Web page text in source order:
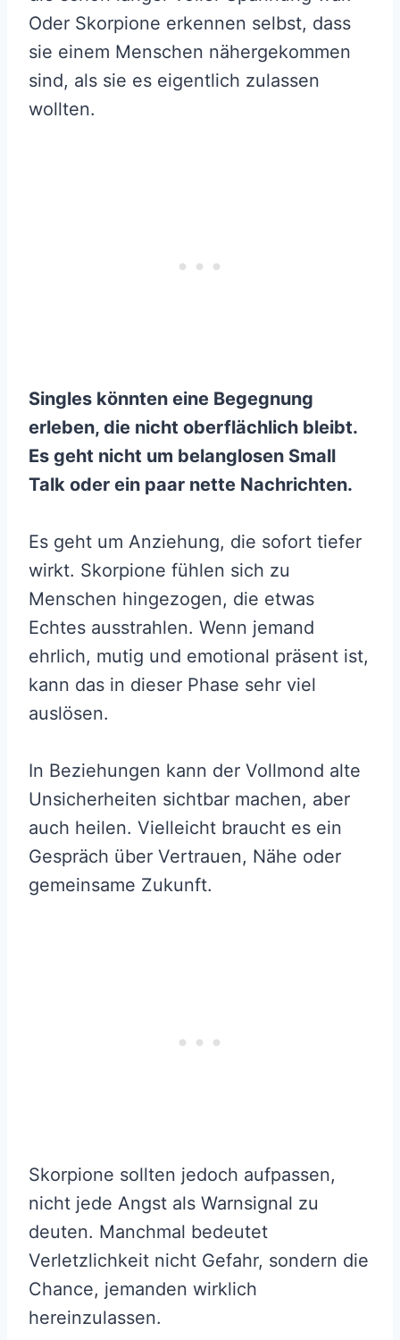
Oder Skorpione erkennen selbst, dass
sie einem Menschen nähergekommen
sind, als sie es eigentlich zulassen
wollten.
Singles könnten eine Begegnung
erleben, die nicht oberflächlich bleibt.
Es geht nicht um belanglosen Small
Talk oder ein paar nette Nachrichten.
Es geht um Anziehung, die sofort tiefer
wirkt. Skorpione fühlen sich zu
Menschen hingezogen, die etwas
Echtes ausstrahlen. Wenn jemand
ehrlich, mutig und emotional präsent ist,
kann das in dieser Phase sehr viel
auslösen.
In Beziehungen kann der Vollmond alte
Unsicherheiten sichtbar machen, aber
auch heilen. Vielleicht braucht es ein
Gespräch über Vertrauen, Nähe oder
gemeinsame Zukunft.
Skorpione sollten jedoch aufpassen,
nicht jede Angst als Warnsignal zu
deuten. Manchmal bedeutet
Verletzlichkeit nicht Gefahr, sondern die
Chance, jemanden wirklich
hereinzulassen.